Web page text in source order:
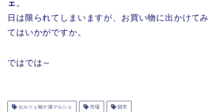
ェ。
日は限られてしまいますが、お買い物に出かけてみ
てはいかがですか。
ではでは～
セルツェ袖ケ浦マルシェ 市場 朝市